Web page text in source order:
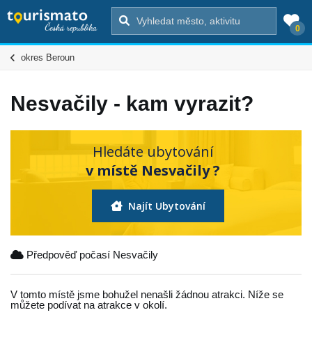
0
okres Beroun
Nesvačily - kam vyrazit?
Hledáte ubytování
v místě Nesvačily ?
Najít Ubytování
Předpověď počasí Nesvačily
V tomto místě jsme bohužel nenašli žádnou atrakci. Níže se
můžete podívat na atrakce v okolí.